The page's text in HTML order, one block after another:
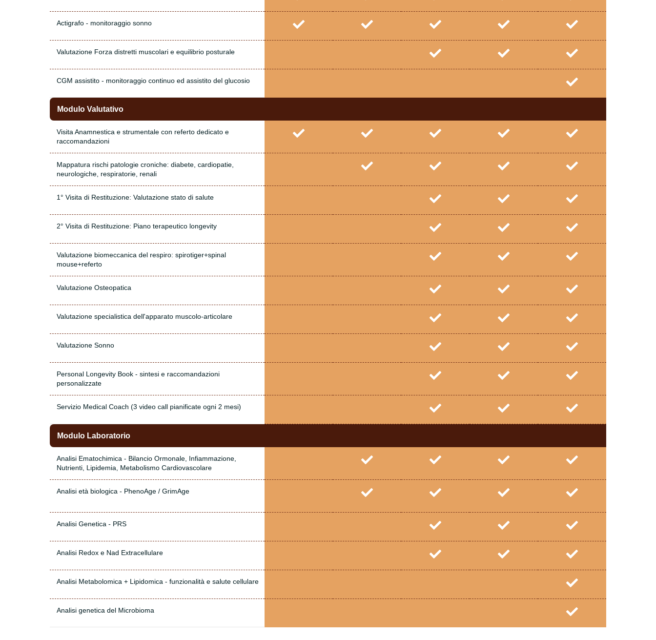
Actigrafo - monitoraggio sonno
Valutazione Forza distretti muscolari e equilibrio posturale
CGM assistito - monitoraggio continuo ed assistito del glucosio
Modulo Valutativo
Visita Anamnestica e strumentale con referto dedicato e
raccomandazioni
Mappatura rischi patologie croniche: diabete, cardiopatie,
neurologiche, respiratorie, renali
1° Visita di Restituzione: Valutazione stato di salute
2° Visita di Restituzione: Piano terapeutico longevity
Valutazione biomeccanica del respiro: spirotiger+spinal
mouse+referto
Valutazione Osteopatica
Valutazione specialistica dell'apparato muscolo-articolare
Valutazione Sonno
Personal Longevity Book - sintesi e raccomandazioni
personalizzate
Servizio Medical Coach (3 video call pianificate ogni 2 mesi)
Modulo Laboratorio
Analisi Ematochimica - Bilancio Ormonale, Infiammazione,
Nutrienti, Lipidemia, Metabolismo Cardiovascolare
Analisi età biologica - PhenoAge / GrimAge
Analisi Genetica - PRS
Analisi Redox e Nad Extracellulare
Analisi Metabolomica + Lipidomica - funzionalità e salute cellulare
Analisi genetica del Microbioma